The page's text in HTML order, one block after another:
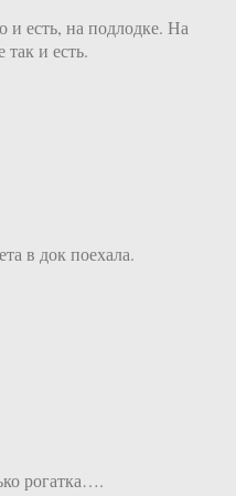
есть, на подлодке. На
и есть.
в док поехала.
рогатка….